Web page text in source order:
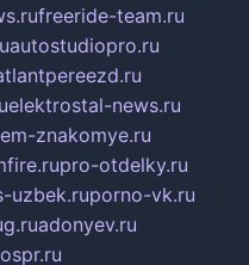
freeride-team.ru
autostudiopro.ru
elektrostal-news.ru
znakomye.ru
pro-otdelky.ru
uzbek.ruporno-vk.ru
adonyev.ru